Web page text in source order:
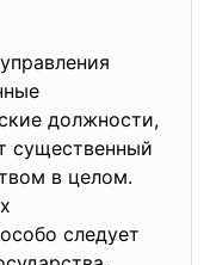
должности,
существенный
в целом.
следует